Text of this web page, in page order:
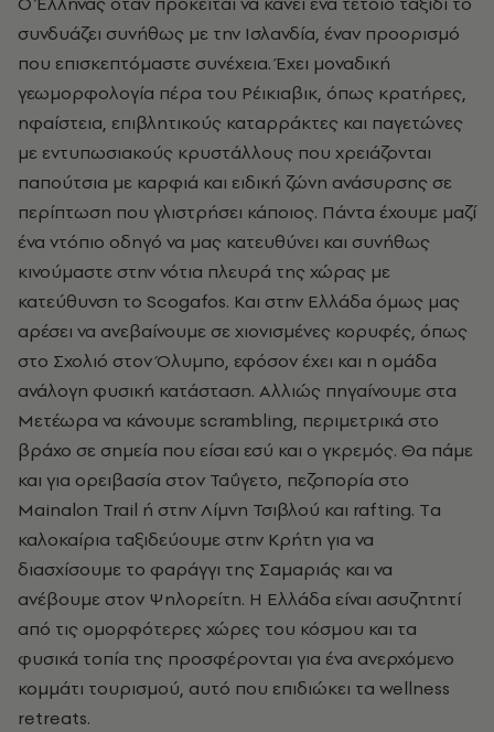
συνδυάζει συνήθως με την Ισλανδία, έναν προορισμό
που επισκεπτόμαστε συνέχεια. Έχει μοναδική
γεωμορφολογία πέρα του Ρέικιαβικ, όπως κρατήρες,
ηφαίστεια, επιβλητικούς καταρράκτες και παγετώνες
με εντυπωσιακούς κρυστάλλους που χρειάζονται
παπούτσια με καρφιά και ειδική ζώνη ανάσυρσης σε
περίπτωση που γλιστρήσει κάποιος. Πάντα έχουμε μαζί
ένα ντόπιο οδηγό να μας κατευθύνει και συνήθως
κινούμαστε στην νότια πλευρά της χώρας με
κατεύθυνση το Scogafos. Kαι στην Ελλάδα όμως μας
αρέσει να ανεβαίνουμε σε χιονισμένες κορυφές, όπως
στο Σχολιό στον Όλυμπο, εφόσον έχει και η ομάδα
ανάλογη φυσική κατάσταση. Αλλιώς πηγαίνουμε στα
Μετέωρα να κάνουμε scrambling, περιμετρικά στο
βράχο σε σημεία που είσαι εσύ και ο γκρεμός. Θα πάμε
και για ορειβασία στον Ταΰγετο, πεζοπορία στο
Mainalon Trail ή στην Λίμνη Τσιβλού και rafting. Tα
καλοκαίρια ταξιδεύουμε στην Κρήτη για να
διασχίσουμε το φαράγγι της Σαμαριάς και να
ανέβουμε στον Ψηλορείτη. Η Ελλάδα είναι ασυζητητί
από τις ομορφότερες χώρες του κόσμου και τα
φυσικά τοπία της προσφέρονται για ένα ανερχόμενο
κομμάτι τουρισμού, αυτό που επιδιώκει τα wellness
retreats.